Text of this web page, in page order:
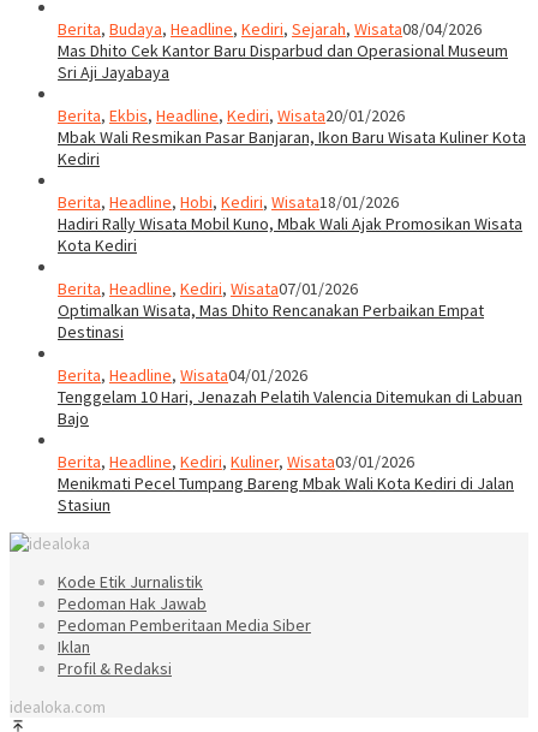
Berita, Budaya, Headline, Kediri, Sejarah, Wisata08/04/2026
Mas Dhito Cek Kantor Baru Disparbud dan Operasional Museum
Sri Aji Jayabaya
Berita, Ekbis, Headline, Kediri, Wisata20/01/2026
Mbak Wali Resmikan Pasar Banjaran, Ikon Baru Wisata Kuliner Kota
Kediri
Berita, Headline, Hobi, Kediri, Wisata18/01/2026
Hadiri Rally Wisata Mobil Kuno, Mbak Wali Ajak Promosikan Wisata
Kota Kediri
Berita, Headline, Kediri, Wisata07/01/2026
Optimalkan Wisata, Mas Dhito Rencanakan Perbaikan Empat
Destinasi
Berita, Headline, Wisata04/01/2026
Tenggelam 10 Hari, Jenazah Pelatih Valencia Ditemukan di Labuan
Bajo
Berita, Headline, Kediri, Kuliner, Wisata03/01/2026
Menikmati Pecel Tumpang Bareng Mbak Wali Kota Kediri di Jalan
Stasiun
Kode Etik Jurnalistik
Pedoman Hak Jawab
Pedoman Pemberitaan Media Siber
Iklan
Profil & Redaksi
idealoka.com